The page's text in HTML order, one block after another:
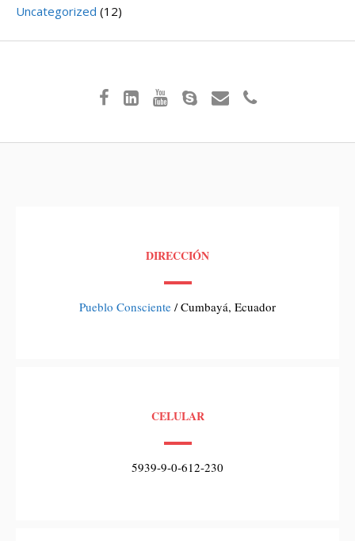
Uncategorized (12)
DIRECCIÓN
Pueblo Consciente / Cumbayá, Ecuador
CELULAR
5939-9-0-612-230